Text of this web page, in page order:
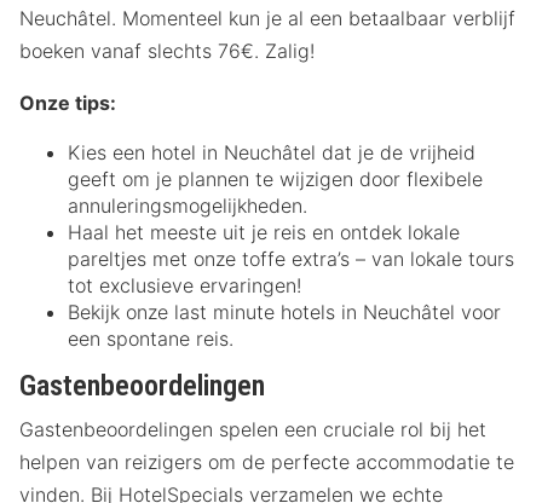
Neuchâtel. Momenteel kun je al een betaalbaar verblijf
boeken vanaf slechts 76€. Zalig!
Onze tips:
Kies een hotel in Neuchâtel dat je de vrijheid
geeft om je plannen te wijzigen door flexibele
annuleringsmogelijkheden.
Haal het meeste uit je reis en ontdek lokale
pareltjes met onze toffe extra’s – van lokale tours
tot exclusieve ervaringen!
Bekijk onze last minute hotels in Neuchâtel voor
een spontane reis.
Gastenbeoordelingen
Gastenbeoordelingen spelen een cruciale rol bij het
helpen van reizigers om de perfecte accommodatie te
vinden. Bij HotelSpecials verzamelen we echte